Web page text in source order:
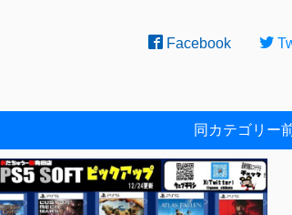
Facebook
同カテゴリー